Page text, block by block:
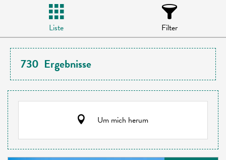
Liste Filter
730 Ergebnisse
Um mich herum